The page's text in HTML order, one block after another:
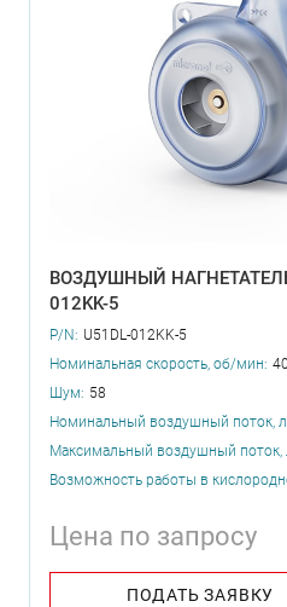
ВОЗДУШНЫЙ НАГНЕТАТЕЛЬ
012KK-5
P/N: U51DL-012KK-5
Номинальная скорость, об/мин:
Шум: 58
Номинальный воздушный поток,
Максимальный воздушный
Возможность работы в
Цена по запросу
ПОДАТЬ ЗАЯВКУ